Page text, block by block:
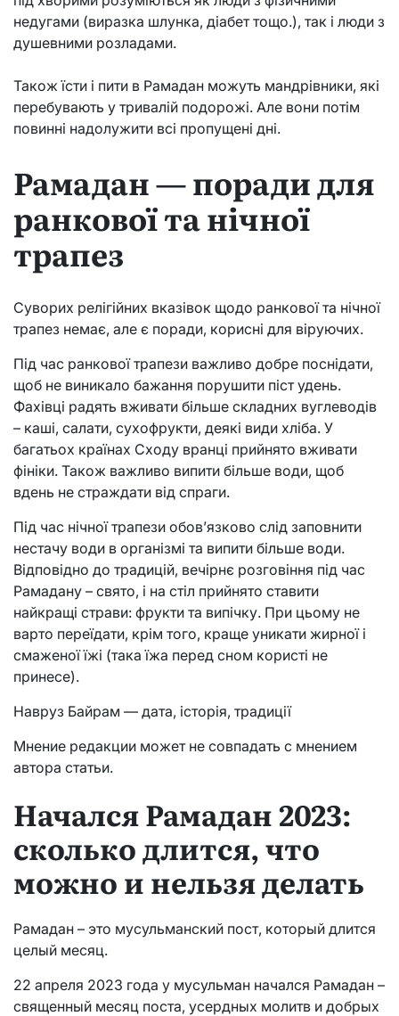
недугами (виразка шлунка, діабет тощо.), так і люди з
душевними розладами.
Також їсти і пити в Рамадан можуть мандрівники, які
перебувають у тривалій подорожі. Але вони потім
повинні надолужити всі пропущені дні.
Рамадан — поради для
ранкової та нічної
трапез
Суворих релігійних вказівок щодо ранкової та нічної
трапез немає, але є поради, корисні для віруючих.
Під час ранкової трапези важливо добре поснідати,
щоб не виникало бажання порушити піст удень.
Фахівці радять вживати більше складних вуглеводів
– каші, салати, сухофрукти, деякі види хліба. У
багатьох країнах Сходу вранці прийнято вживати
фініки. Також важливо випити більше води, щоб
вдень не страждати від спраги.
Під час нічної трапези обов’язково слід заповнити
нестачу води в організмі та випити більше води.
Відповідно до традицій, вечірнє розговіння під час
Рамадану – свято, і на стіл прийнято ставити
найкращі страви: фрукти та випічку. При цьому не
варто переїдати, крім того, краще уникати жирної і
смаженої їжі (така їжа перед сном користі не
принесе).
Навруз Байрам — дата, історія, традиції
Мнение редакции может не совпадать с мнением
автора статьи.
Начался Рамадан 2023:
сколько длится, что
можно и нельзя делать
Рамадан – это мусульманский пост, который длится
целый месяц.
22 апреля 2023 года у мусульман начался Рамадан –
священный месяц поста, усердных молитв и добрых